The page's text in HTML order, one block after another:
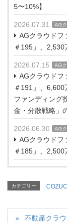
5〜10%】
2026.07.31 AG
AGクラウドフ
＃195」、2,530
2026.07.15 AG
AGクラウドフ
＃191」、
ファンディング
金・分散戦略」
2026.06.30 AG
AGクラウドフ
＃185」、2,500
カテゴリー
不動産クラ